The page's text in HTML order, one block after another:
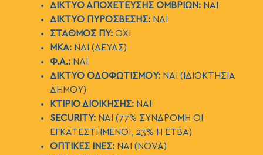
ΔΙΚΤΥΟ ΑΠΟΧΕΤΕΥΣΗΣ ΟΜΒΡΙΩΝ:ΝΑΙ
ΔΙΚΤΥΟ ΠΥΡΟΣΒΕΣΗΣ: ΝΑΙ
ΣΤΑΘΜΟΣ ΠΥ: ΟΧΙ
ΜΚΑ:ΝΑΙ (ΔΕΥΑΣ)
Φ.Α.:ΝΑΙ
ΔΙΚΤΥΟ ΟΔΟΦΩΤΙΣΜΟΥ:ΝΑΙ (ΙΔΙΟΚΤΗΣΙΑ
ΔΗΜΟΥ)
ΚΤΙΡΙΟ ΔΙΟΙΚΗΣΗΣ:ΝΑΙ
SECURITY: ΝΑΙ (77% ΣΥΝΔΡΟΜΗ ΟΙ
ΕΓΚΑΤΕΣΤΗΜΕΝΟΙ, 23% Η ΕΤΒΑ)
ΟΠΤΙΚΕΣ ΙΝΕΣ: ΝΑΙ (ΝOVA)